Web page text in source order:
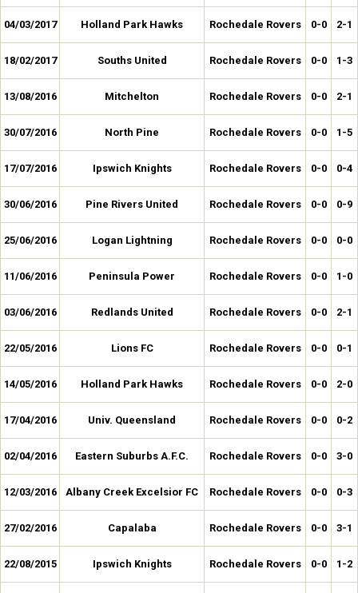
04/03/2017 Holland Park Hawks Rochedale Rovers 0-0 2-1
18/02/2017 Souths United Rochedale Rovers 0-0 1-3
13/08/2016 Mitchelton Rochedale Rovers 0-0 2-1
30/07/2016 North Pine Rochedale Rovers 0-0 1-5
17/07/2016 Ipswich Knights Rochedale Rovers 0-0 0-4
30/06/2016 Pine Rivers United Rochedale Rovers 0-0 0-9
25/06/2016 Logan Lightning Rochedale Rovers 0-0 0-0
11/06/2016 Peninsula Power Rochedale Rovers 0-0 1-0
03/06/2016 Redlands United Rochedale Rovers 0-0 2-1
22/05/2016 Lions FC Rochedale Rovers 0-0 0-1
14/05/2016 Holland Park Hawks Rochedale Rovers 0-0 2-0
17/04/2016 Univ. Queensland Rochedale Rovers 0-0 0-2
02/04/2016 Eastern Suburbs A.F.C. Rochedale Rovers 0-0 3-0
12/03/2016 Albany Creek Excelsior FC Rochedale Rovers 0-0 0-3
27/02/2016 Capalaba Rochedale Rovers 0-0 3-1
22/08/2015 Ipswich Knights Rochedale Rovers 0-0 1-2